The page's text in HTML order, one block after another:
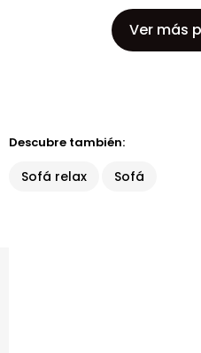
Ver más
Descubre también:
Sofá relax Sofá